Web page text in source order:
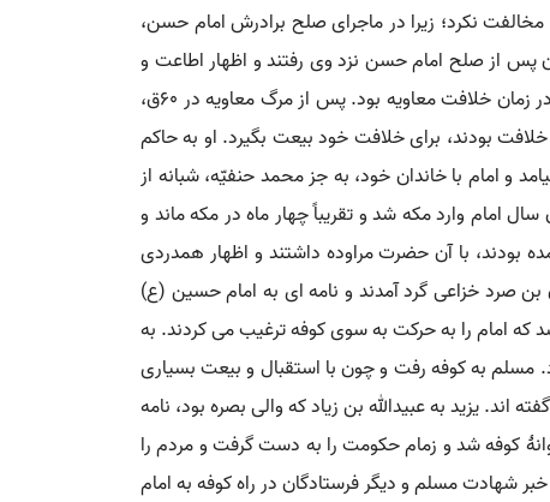
معاویه مخالفت نکرد؛ زیرا در ماجرای صلح برادرش امام حسن،
از صلح امام حسن نزد وی رفتند و اظهار اطاعت و
بیعت کردند، نپذیرفت و فرمود: برادرم حسن امام و رهبر ماست. دَه سال امامتِ امام حسین (ع) به استثنای شش ماه آخر آن در زمان خلافت معاویه بود. پس از مرگ معاویه در ۶۰ق،
بودند، برای خلافت خود بیعت بگیرد. او به حاکم
و امام با خاندان خود، به جز محمد حنفیّه، شبانه از
اتفاق افتاد. در روز سوم شعبان همان سال امام وارد مکه شد و تقریباً چهار ماه در مکه ماند و
بودند، با آن حضرت مراوده داشتند و اظهار همدردی
صرد خزاعی گرد آمدند و نامه ای به امام حسین (ع)
که امام را به حرکت به سوی کوفه ترغیب می کردند. به
مسلم به کوفه رفت و چون با استقبال و بیعت بسیاری
امام پیام فرستاد که هرچه زودتر به سوی کوفه حرکت کند. تعداد بیعت کنندگان با مسلم را ۱۲هزار تن گفته اند. یزید به عبیدالله بن زیاد که والی بصره بود، نامه
کوفه شد و زمام حکومت را به دست گرفت و مردم را
شهادت مسلم و دیگر فرستادگان در راه کوفه به امام